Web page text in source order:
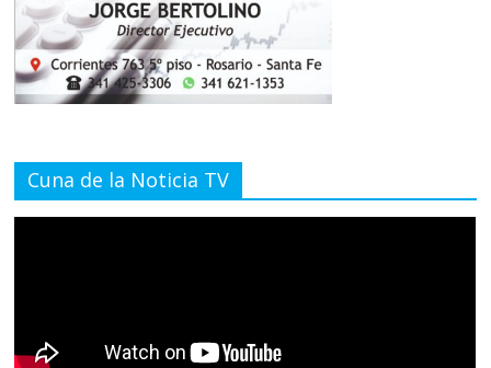
Cuna de la Noticia TV